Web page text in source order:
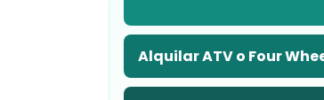
Alquilar ATV o Four